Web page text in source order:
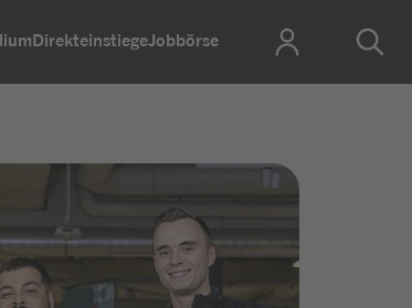
DirekteinstiegeJobbörse